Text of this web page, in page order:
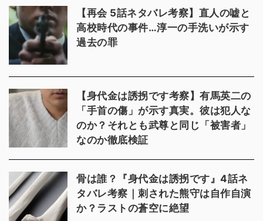
【再会 5話ネタバレ考察】直人の嘘と
高校時代の事件…淳一の手洗いが示す
過去の罪
【身代金は誘拐です考察】有馬英二の
「手首の傷」が示す真実。彼は犯人な
のか？それとも武尊と同じ「被害者」
なのか徹底検証
骨は誰？『身代金は誘拐です』4話ネ
タバレ考察｜刺された熊守は自作自演
か？ラストの蒼空に絶望